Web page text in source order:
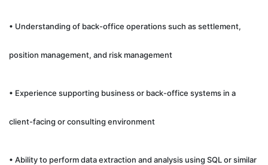
• Understanding of back-office operations such as settlement,
position management, and risk management
• Experience supporting business or back-office systems in a
client-facing or consulting environment
• Ability to perform data extraction and analysis using SQL or similar